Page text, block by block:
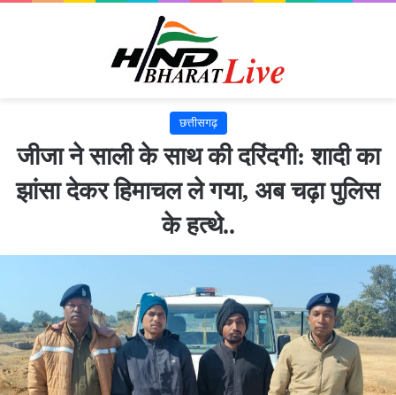
छत्तीसगढ़
जीजा ने साली के साथ की दरिंदगी: शादी का
झांसा देकर हिमाचल ले गया, अब चढ़ा पुलिस
के हत्थे..